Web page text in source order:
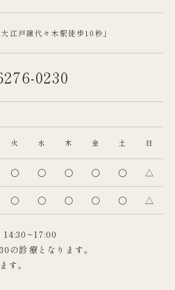
大江戸線代々木駅徒歩10秒」
0230
火 水 木 金 土 日
〇 〇 〇 〇 〇 △
〇 〇 〇 〇 〇 △
の診療となります。
す。